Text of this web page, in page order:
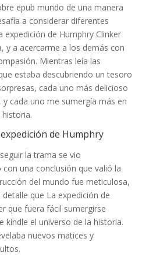
epub mundo de una manera
a considerar diferentes
expedición de Humphry Clinker
y a acercarme a los demás con
Mientras leía las
estaba descubriendo un tesoro
cada uno más delicioso
y cada uno me sumergía más en
de Humphry
la trama se vio
una conclusión que valió la
del mundo fue meticulosa,
detalle que La expedición de
que fuera fácil sumergirse
kindle el universo de la historia.
nuevos matices y